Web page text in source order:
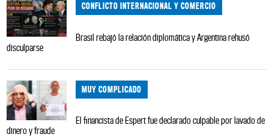
CONFLICTO INTERNACIONAL Y COMERCIO
Brasil rebajó la relación diplomática y Argentina rehusó
disculparse
MUY COMPLICADO
El financista de Espert fue declarado culpable por lavado de
dinero y fraude